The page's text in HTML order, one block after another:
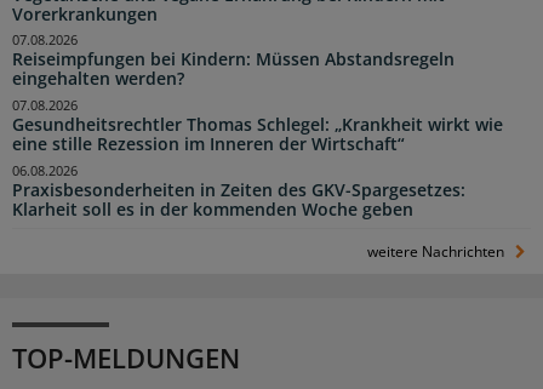
Vorerkrankungen
Reiseimpfungen bei Kindern: Müssen Abstandsregeln
eingehalten werden?
07.08.2026
Gesundheitsrechtler Thomas Schlegel: „Krankheit wirkt wie
eine stille Rezession im Inneren der Wirtschaft“
07.08.2026
Praxisbesonderheiten in Zeiten des GKV-Spargesetzes:
Klarheit soll es in der kommenden Woche geben
06.08.2026
weitere Nachrichten
TOP-MELDUNGEN